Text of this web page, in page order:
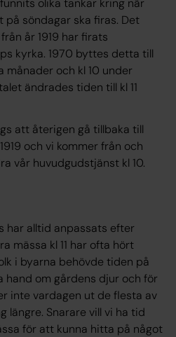
söndagar ska firas. Det
år 1919 har firats
kyrka. 1970 byttes detta till
månader och kl 10 under
ändrades tiden till kl 11
att återigen gå tillbaka till
och vi kommer från och
vår huvudgudstjänst kl 10.
har alltid anpassats efter
mässa kl 11 har ofta hört
i byarna behövde tiden på
om gårdens djur och för
inte vardagen ut de flesta av
längre. Snarare vill vi ha tid
för att kunna hitta på något